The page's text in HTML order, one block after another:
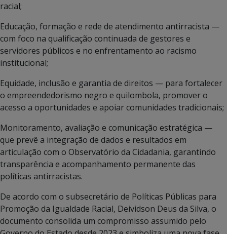
racial;
Educação, formação e rede de atendimento antirracista —
com foco na qualificação continuada de gestores e
servidores públicos e no enfrentamento ao racismo
institucional;
Equidade, inclusão e garantia de direitos — para fortalecer
o empreendedorismo negro e quilombola, promover o
acesso a oportunidades e apoiar comunidades tradicionais;
Monitoramento, avaliação e comunicação estratégica —
que prevê a integração de dados e resultados em
articulação com o Observatório da Cidadania, garantindo
transparência e acompanhamento permanente das
políticas antirracistas.
De acordo com o subsecretário de Políticas Públicas para
Promoção da Igualdade Racial, Deividson Deus da Silva, o
documento consolida um compromisso assumido pelo